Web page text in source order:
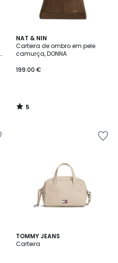
NAT & NIN
Carteira de ombro em pele
camurça, DONNA
199.00 €
5
/
5
5
/
TOMMY JEANS
Carteira